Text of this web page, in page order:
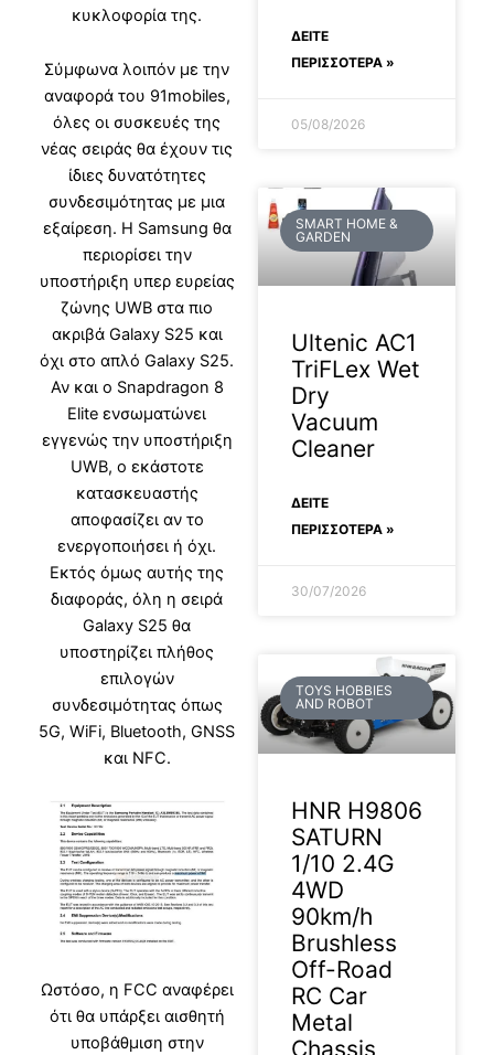
κυκλοφορία της.
Σύμφωνα λοιπόν με την
αναφορά του 91mobiles,
όλες οι συσκευές της
νέας σειράς θα έχουν τις
ίδιες δυνατότητες
συνδεσιμότητας με μια
εξαίρεση. Η Samsung θα
περιορίσει την
υποστήριξη υπερ ευρείας
ζώνης UWB στα πιο
ακριβά Galaxy S25 και
όχι στο απλό Galaxy S25.
Αν και ο Snapdragon 8
Elite ενσωματώνει
εγγενώς την υποστήριξη
UWB, ο εκάστοτε
κατασκευαστής
αποφασίζει αν το
ενεργοποιήσει ή όχι.
Εκτός όμως αυτής της
διαφοράς, όλη η σειρά
Galaxy S25 θα
υποστηρίζει πλήθος
επιλογών
συνδεσιμότητας όπως
5G, WiFi, Bluetooth, GNSS
και NFC.
Ωστόσο, η FCC αναφέρει
ότι θα υπάρξει αισθητή
υποβάθμιση στην
ΔΕΊΤΕ
ΠΕΡΙΣΣΟΤΕΡΑ »
05/08/2026
SMART HOME &
GARDEN
Ultenic AC1
TriFLex Wet
Dry
Vacuum
Cleaner
ΔΕΊΤΕ
ΠΕΡΙΣΣΟΤΕΡΑ »
30/07/2026
TOYS HOBBIES
AND ROBOT
HNR H9806
SATURN
1/10 2.4G
4WD
90km/h
Brushless
Off-Road
RC Car
Metal
Chassis